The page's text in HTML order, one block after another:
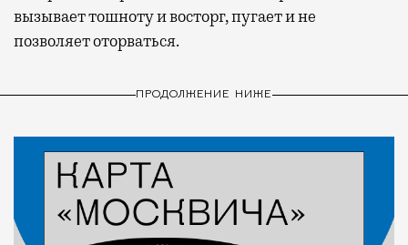
вызывает тошноту и восторг, пугает и не
позволяет оторваться.
ПРОДОЛЖЕНИЕ НИЖЕ